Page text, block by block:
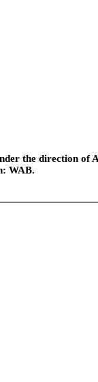
the direction of
WAB.